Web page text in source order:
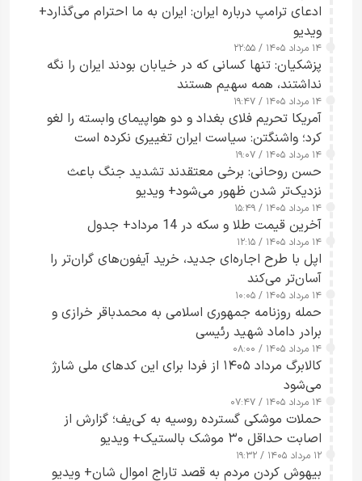
ادعای ترامپ درباره ایران: ایران به ما احترام می‌گذارد+
ویدیو
۱۴ مرداد ۱۴۰۵ / ۲۲:۵۵
پزشکیان: تنها کسانی که در خیابان بودند ایران را نگه
نداشتند، همه سهیم هستند
۱۴ مرداد ۱۴۰۵ / ۱۹:۴۷
آمریکا تحریم فلای بغداد و دو هواپیمای وابسته را لغو
کرد؛ واشنگتن: سیاست ایران تغییری نکرده است
۱۴ مرداد ۱۴۰۵ / ۱۹:۰۷
حسن روحانی: برخی معتقدند تشدید جنگ باعث
نزدیک‌تر شدن ظهور می‌شود+ ویدیو
۱۴ مرداد ۱۴۰۵ / ۱۵:۴۹
آخرین قیمت طلا و سکه در 14 مرداد+ جدول
۱۴ مرداد ۱۴۰۵ / ۱۲:۱۵
اپل با طرح اجاره‌ای جدید، خرید آیفون‌های گران‌تر را
آسان‌تر می‌کند
۱۴ مرداد ۱۴۰۵ / ۱۰:۰۵
حمله روزنامه جمهوری اسلامی به محمدباقر خرازی و
برادر داماد شهید رئیسی
۱۴ مرداد ۱۴۰۵ / ۰۸:۰۰
کالابرگ مرداد ۱۴۰۵ از فردا برای این کدهای ملی شارژ
می‌شود
۱۴ مرداد ۱۴۰۵ / ۰۷:۴۷
حملات موشکی گسترده روسیه به کی‌یف؛ گزارش از
اصابت حداقل ۳۰ موشک بالستیک+ ویدیو
۱۲ مرداد ۱۴۰۵ / ۱۹:۳۲
بیهوش کردن مردم به قصد تاراج اموال شان+ ویدیو